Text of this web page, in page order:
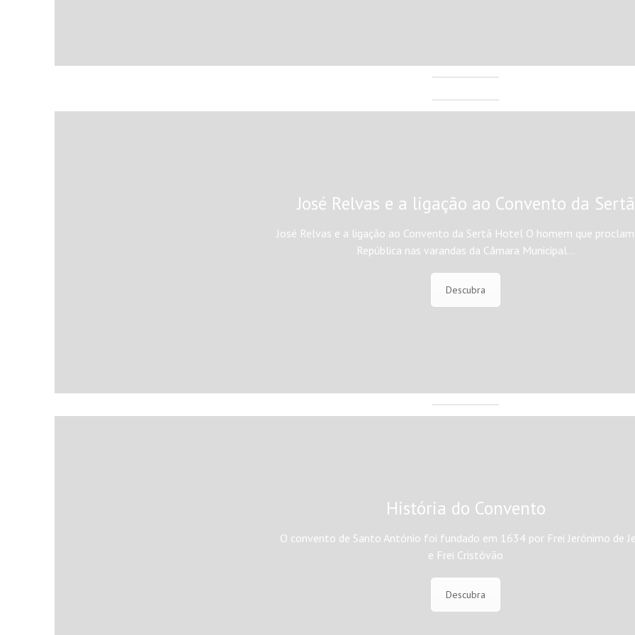
José Relvas e a ligação ao Convento da Sertã
José Relvas e a ligação ao Convento da Sertã Hotel O homem que
República nas varandas da Câmara Municipal…
Descubra
História do Convento
O convento de Santo António foi fundado em 1634 por Frei Jerónimo de
e Frei Cristóvão
Descubra